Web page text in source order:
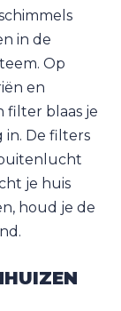
in de
Op
en
filter blaas je
De filters
je huis
houd je de